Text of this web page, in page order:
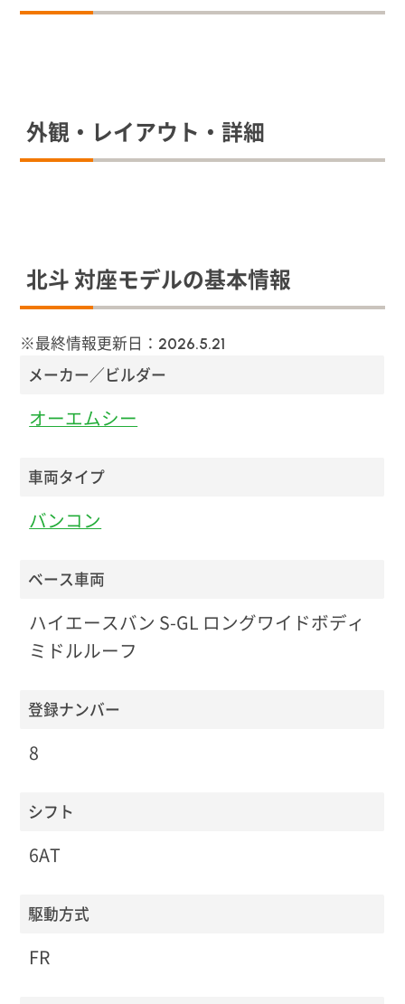
外観・レイアウト・詳細
北斗 対座モデルの基本情報
※最終情報更新日： 2026.5.21
メーカー／ビルダー
オーエムシー
車両タイプ
バンコン
ベース車両
ハイエースバン S-GL ロングワイドボディ
ミドルルーフ
登録ナンバー
8
シフト
6AT
駆動方式
FR